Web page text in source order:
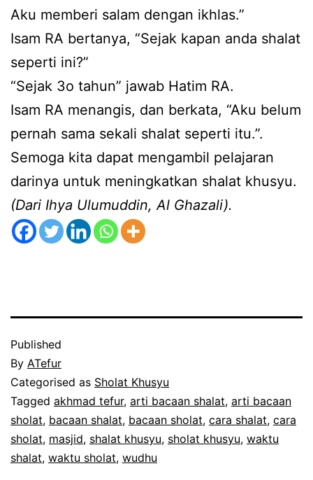
Aku memberi salam dengan ikhlas.”
Isam RA bertanya, “Sejak kapan anda shalat
seperti ini?”
“Sejak 3o tahun” jawab Hatim RA.
Isam RA menangis, dan berkata, “Aku belum
pernah sama sekali shalat seperti itu.”.
Semoga kita dapat mengambil pelajaran
darinya untuk meningkatkan shalat khusyu.
(Dari Ihya Ulumuddin, Al Ghazali).
Published
By ATefur
Categorised as Sholat Khusyu
Tagged akhmad tefur, arti bacaan shalat, arti bacaan
sholat, bacaan shalat, bacaan sholat, cara shalat, cara
sholat, masjid, shalat khusyu, sholat khusyu, waktu
shalat, waktu sholat, wudhu